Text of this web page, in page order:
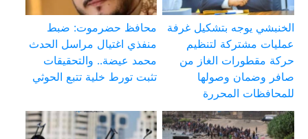
الخنبشي يوجه بتشكيل غرفة
عمليات مشتركة لتنظيم
حركة مقطورات الغاز من
صافر وضمان وصولها
للمحافظات المحررة
محافظ حضرموت: ضبط
منفذي اغتيال مراسل الحدث
محمد عيضة.. والتحقيقات
تثبت تورط خلية تتبع الحوثي